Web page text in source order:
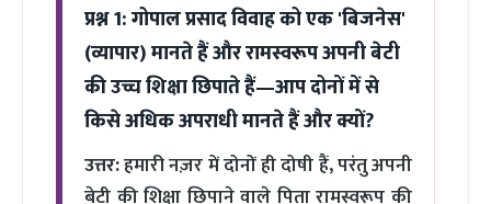
प्रश्न 1: गोपाल प्रसाद विवाह को एक 'बिजनेस'
(व्यापार) मानते हैं और रामस्वरूप अपनी बेटी
की उच्च शिक्षा छिपाते हैं—आप दोनों में से
किसे अधिक अपराधी मानते हैं और क्यों?
उत्तर:हमारी नज़र में दोनों ही दोषी हैं, परंतु अपनी
बेटी की शिक्षा छिपाने वाले पिता रामस्वरूप की